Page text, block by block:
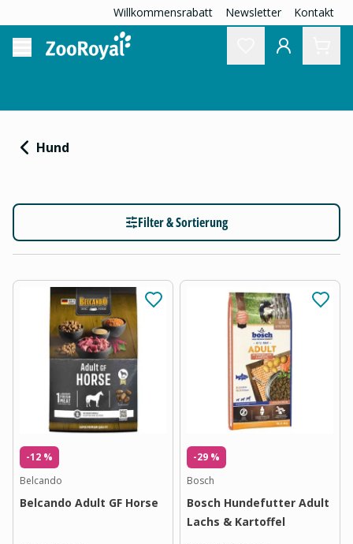
Willkommensrabatt Newsletter Kontakt
Hund
Filter & Sortierung
-12 %
Belcando
Belcando Adult GF Horse
-29 %
Bosch
Bosch Hundefutter Adult
Lachs & Kartoffel